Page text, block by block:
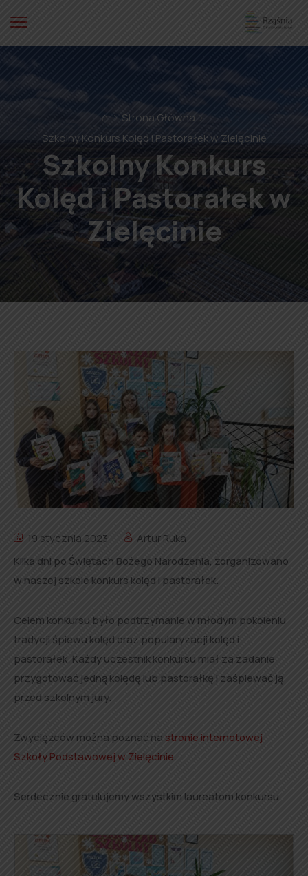
⌂
Strona Główna
Szkolny Konkurs Kolęd i Pastorałek w Zielęcinie
Szkolny Konkurs
Kolęd i Pastorałek w
Zielęcinie
19 stycznia 2023
Artur Ruka
Kilka dni po Świętach Bożego Narodzenia, zorganizowano
w naszej szkole konkurs kolęd i pastorałek.
Celem konkursu było podtrzymanie w młodym pokoleniu
tradycji śpiewu kolęd oraz popularyzacji kolęd i
pastorałek. Każdy uczestnik konkursu miał za zadanie
przygotować jedną kolędę lub pastorałkę i zaśpiewać ją
przed szkolnym jury.
Zwycięzców można poznać na stronie internetowej
Szkoły Podstawowej w Zielęcinie.
Serdecznie gratulujemy wszystkim laureatom konkursu.